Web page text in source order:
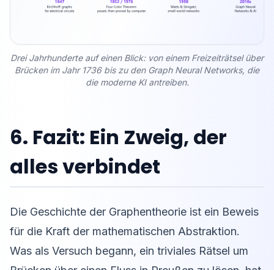
Drei Jahrhunderte auf einen Blick: von einem Freizeiträtsel über
Brücken im Jahr 1736 bis zu den Graph Neural Networks, die
die moderne KI antreiben.
6. Fazit: Ein Zweig, der
alles verbindet
Die Geschichte der Graphentheorie ist ein Beweis
für die Kraft der mathematischen Abstraktion.
Was als Versuch begann, ein triviales Rätsel um